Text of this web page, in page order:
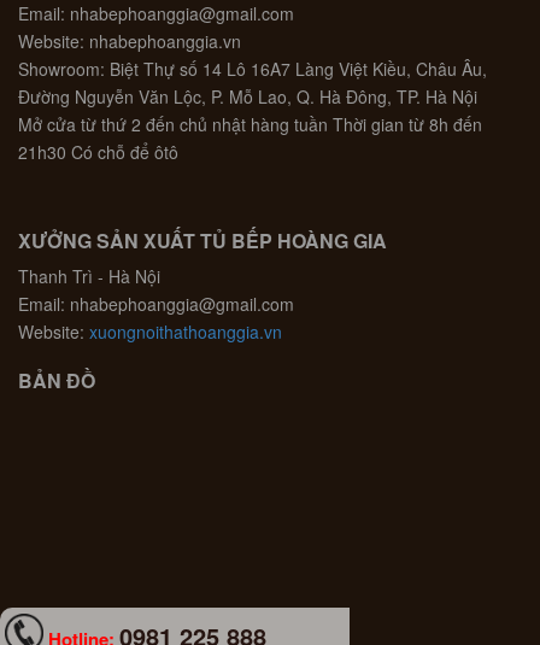
Email: nhabephoanggia@gmail.com
Website: nhabephoanggia.vn
Showroom: Biệt Thự số 14 Lô 16A7 Làng Việt Kiều, Châu Âu,
Đường Nguyễn Văn Lộc, P. Mỗ Lao, Q. Hà Đông, TP. Hà Nội
Mở cửa từ thứ 2 đến chủ nhật hàng tuần Thời gian từ 8h đến
21h30 Có chỗ để ôtô
XƯỞNG SẢN XUẤT TỦ BẾP HOÀNG GIA
Thanh Trì - Hà Nội
Email: nhabephoanggia@gmail.com
Website: xuongnoithathoanggia.vn
BẢN ĐỒ
Hotline: 0981 225 888